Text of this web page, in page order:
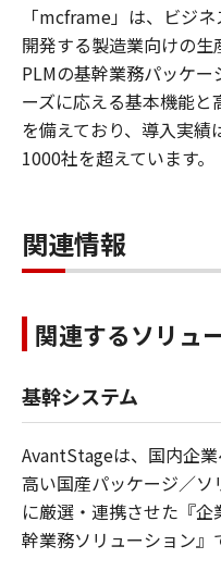
「mcframe」は、ビジ
開発する製造業向けの生
PLMの基幹業務パッケ
ーズに応える基本機能
を備えており、導入実績
1000社を超えています。
関連情報
関連するソリュ
基幹システム
AvantStageは、国内企
高い国産パッケージ／ソ
に厳選・連携させた『
幹業務ソリューション』